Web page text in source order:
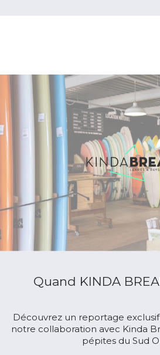
Quand KINDA
Découvrez un reportage
notre collaboration avec Kinda
pépites du Sud